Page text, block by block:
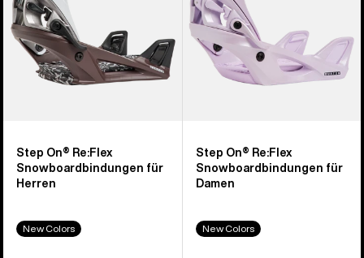
Herren
Step On® Re:Flex
Snowboardbindungen für
Herren
New Colors
Step On® Re:Flex
Snowboardbindungen für
Damen
New Colors